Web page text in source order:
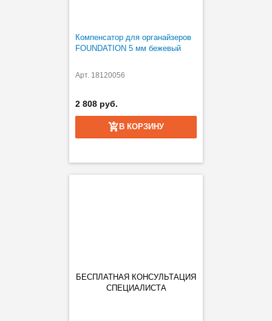
Компенсатор для органайзеров
FOUNDATION 5 мм бежевый
Арт. 18120056
2 808 руб.
В КОРЗИНУ
БЕСПЛАТНАЯ КОНСУЛЬТАЦИЯ
СПЕЦИАЛИСТА